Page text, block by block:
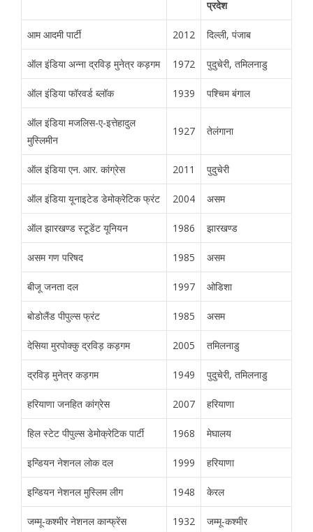
प्रदेश
आम आदमी पार्टी 2012 दिल्ली, पंजाब
ऑल इंडिया अन्ना द्रविड़ मुनेत्र कड़गम 1972 पुदुचेरी, तमिलनाडु
ऑल इंडिया फॉरवर्ड ब्लॉक 1939 पश्चिम बंगाल
ऑल इंडिया मजलिस-ए-इत्तेहादुल
मुस्लिमीन
1927 तेलंगाना
ऑल इंडिया एन. आर. कांग्रेस 2011 पुदुचेरी
ऑल इंडिया यूनाइटेड डेमोक्रेटिक फ्रंट 2004 असम
ऑल झारखण्ड स्टूडेंट यूनियन 1986 झारखण्ड
असम गण परिषद 1985 असम
बीजू जनता दल 1997 ओडिशा
बोडोलैंड पीपुल्स फ्रंट 1985 असम
देसिया मुरपोक्कु द्रविड़ कड़गम 2005 तमिलनाडु
द्रविड़ मुनेत्र कड़गम 1949 पुदुचेरी, तमिलनाडु
हरियाणा जनहित कांग्रेस 2007 हरियाणा
हिल स्टेट पीपुल्स डेमोक्रेटिक पार्टी 1968 मेघालय
इन्डियन नेशनल लोक दल 1999 हरियाणा
इन्डियन नेशनल मुस्लिम लीग 1948 केरल
जम्मू-कश्मीर नेशनल कान्फ्रेंस 1932 जम्मू-कश्मीर